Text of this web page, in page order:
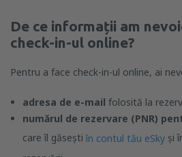
De ce informații am
check-in-ul online?
Pentru a face check-in-ul online, ai
adresa de e-mail folosită la
numărul de rezervare (PNR)
care îl găseștiîn contul tău eSky și